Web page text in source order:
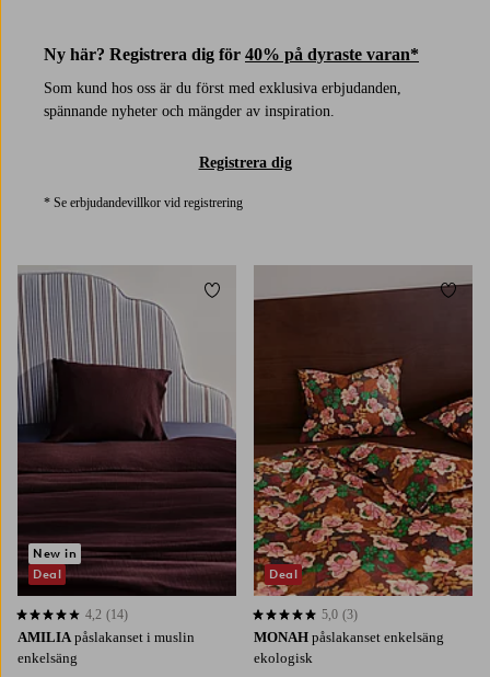
Ny här? Registrera dig för 40% på dyraste varan*
Som kund hos oss är du först med exklusiva erbjudanden,
spännande nyheter och mängder av inspiration.
Registrera dig
* Se erbjudandevillkor vid registrering
AMILIA påslakanset i muslin
enkelsäng
4,2 baserat på 14 st betyg
4,2 (14)
New in
Deal
Lägg till i favoriter
MONAH påslakanset enkelsäng
ekologisk
5,0 baserat på 3 st betyg
5,0 (3)
Deal
Lägg